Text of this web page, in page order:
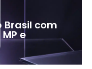
Brasil com
e